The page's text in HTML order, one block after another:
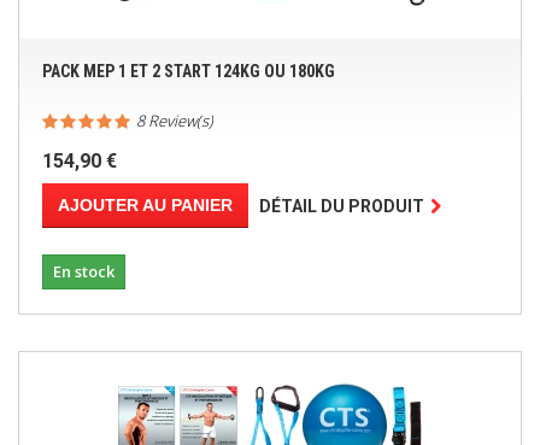
PACK MEP 1 ET 2 START 124KG OU 180KG
8 Review(s)
154,90 €
AJOUTER AU PANIER DÉTAIL DU PRODUIT
En stock